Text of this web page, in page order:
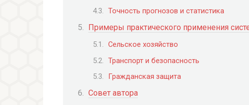
Точность прогнозов и статистика
Примеры практического применения
Сельское хозяйство
Транспорт и безопасность
Гражданская защита
Совет автора